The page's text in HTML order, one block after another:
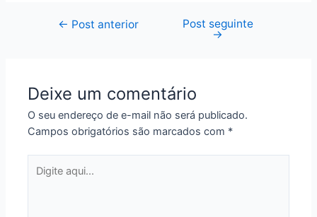
Navegação
← Post anterior Post seguinte
→
Deixe um comentário
O seu endereço de e-mail não será publicado.
Campos obrigatórios são marcados com *
aqui...